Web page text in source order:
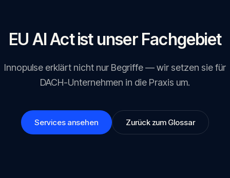
EU AI Act ist unser Fachgebiet
Innopulse erklärt nicht nur Begriffe — wir setzen sie für
DACH-Unternehmen in die Praxis um.
Services ansehen Zurück zum Glossar